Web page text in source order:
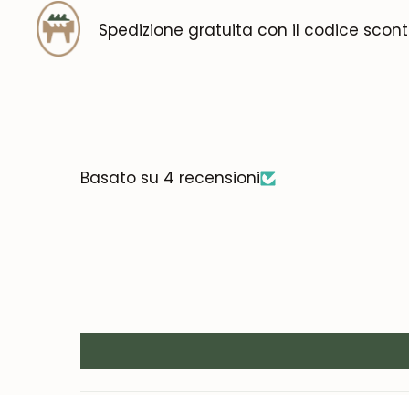
Spedizione gratuita con il codice
Basato su 4 recensioni